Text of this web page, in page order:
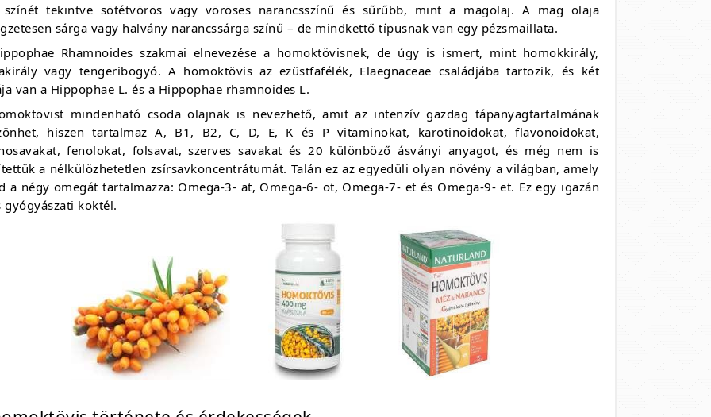
tekintve sötétvörös vagy vöröses narancsszínű és sűrűbb, mint a magolaj. A mag olaja
sárga vagy halvány narancssárga színű – de mindkettő típusnak van egy pézsmaillata.
Rhamnoides szakmai elnevezése a homoktövisnek, de úgy is ismert, mint homokkirály,
vagy tengeribogyó. A homoktövis az ezüstfafélék, Elaegnaceae családjába tartozik, és két
van a Hippophae L. és a Hippophae rhamnoides L.
mindenható csoda olajnak is nevezhető, amit az intenzív gazdag tápanyagtartalmának
hiszen tartalmaz A, B1, B2, C, D, E, K és P vitaminokat, karotinoidokat, flavonoidokat,
fenolokat, folsavat, szerves savakat és 20 különböző ásványi anyagot, és még nem is
a nélkülözhetetlen zsírsavkoncentrátumát. Talán ez az egyedüli olyan növény a világban, amely
a négy omegát tartalmazza: Omega-3- at, Omega-6- ot, Omega-7- et és Omega-9- et. Ez egy igazán
gyógyászati koktél.